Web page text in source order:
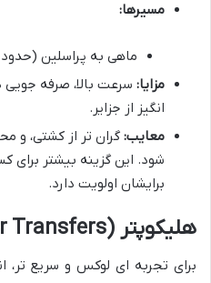
مسیرها:
ماهی به پراسلین (حدود ۱۵-۲۰ دقیقه)
مزایا: سرعت بالا، صرفه
انگیز از جزایر.
معایب: گران تر از کشتی، و
شود. این گزینه بیشتر
برایشان اولویت دارد.
هلیکوپتر (Helicopter Transfers)
برای تجربه ای لوکس و سریع تر،